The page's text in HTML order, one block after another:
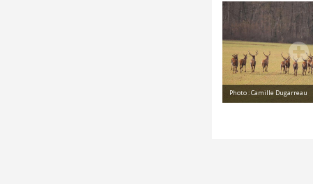
Photo : Camille Dugarreau